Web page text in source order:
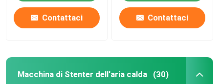
Contattaci Contattaci
Macchina di Stenter dell'aria calda (30)